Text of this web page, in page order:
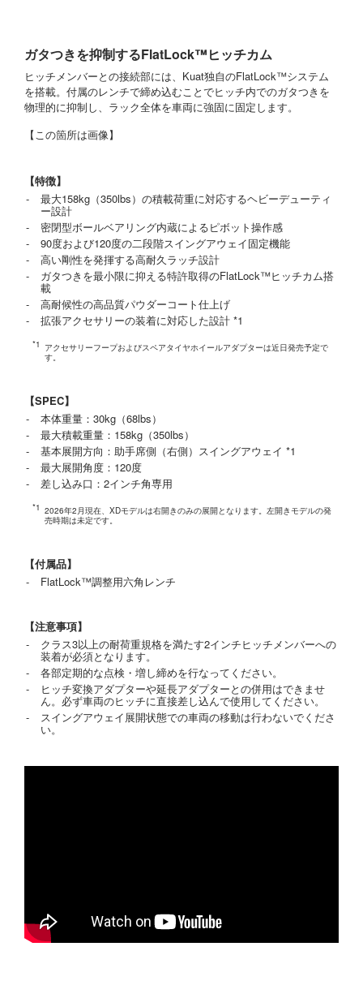
ガタつきを抑制するFlatLock™ヒッチカム
ヒッチメンバーとの接続部には、Kuat独自のFlatLock™システム
を搭載。付属のレンチで締め込むことでヒッチ内でのガタつきを
物理的に抑制し、ラック全体を車両に強固に固定します。
【この箇所は画像】
【特徴】
最大158kg（350lbs）の積載荷重に対応するヘビーデューティ
ー設計
密閉型ボールベアリング内蔵によるピボット操作感
90度および120度の二段階スイングアウェイ固定機能
高い剛性を発揮する高耐久ラッチ設計
ガタつきを最小限に抑える特許取得のFlatLock™ヒッチカム搭
載
高耐候性の高品質パウダーコート仕上げ
拡張アクセサリーの装着に対応した設計 *1
アクセサリーフープおよびスペアタイヤホイールアダプターは近日発売予定で
す。
【SPEC】
本体重量：30kg（68lbs）
最大積載重量：158kg（350lbs）
基本展開方向：助手席側（右側）スイングアウェイ *1
最大展開角度：120度
差し込み口：2インチ角専用
2026年2月現在、XDモデルは右開きのみの展開となります。左開きモデルの発
売時期は未定です。
【付属品】
FlatLock™調整用六角レンチ
【注意事項】
クラス3以上の耐荷重規格を満たす2インチヒッチメンバーへの
装着が必須となります。
各部定期的な点検・増し締めを行なってください。
ヒッチ変換アダプターや延長アダプターとの併用はできませ
ん。必ず車両のヒッチに直接差し込んで使用してください。
スイングアウェイ展開状態での車両の移動は行わないでくださ
い。